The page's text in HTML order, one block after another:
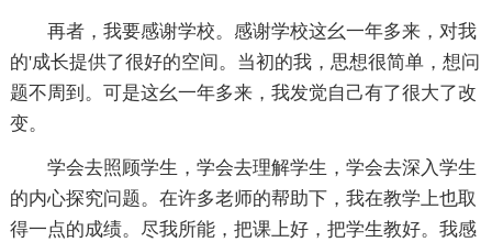
再者，我要感谢学校。感谢学校这幺一年多来，对我
的'成长提供了很好的空间。当初的我，思想很简单，想问
题不周到。可是这幺一年多来，我发觉自己有了很大了改
变。
学会去照顾学生，学会去理解学生，学会去深入学生
的内心探究问题。在许多老师的帮助下，我在教学上也取
得一点的成绩。尽我所能，把课上好，把学生教好。我感